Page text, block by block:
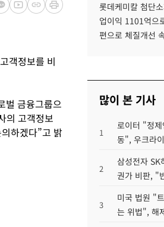
객정보를 비
벌 금융그룹으
의 고객정보
하겠다”고 밝
롯데케미칼 첨단
업이익 1101억으
편으로 체질개선
많이 본 기사
1
로이터 "정
동", 우크라
2
삼성전자 SK
권가 비판, "
3
미국 법원 "
는 위법", 해